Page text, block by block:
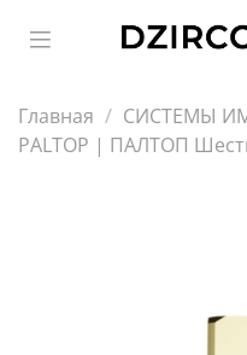
Главная СИСТЕМЫ
PALTOP | ПАЛТОП